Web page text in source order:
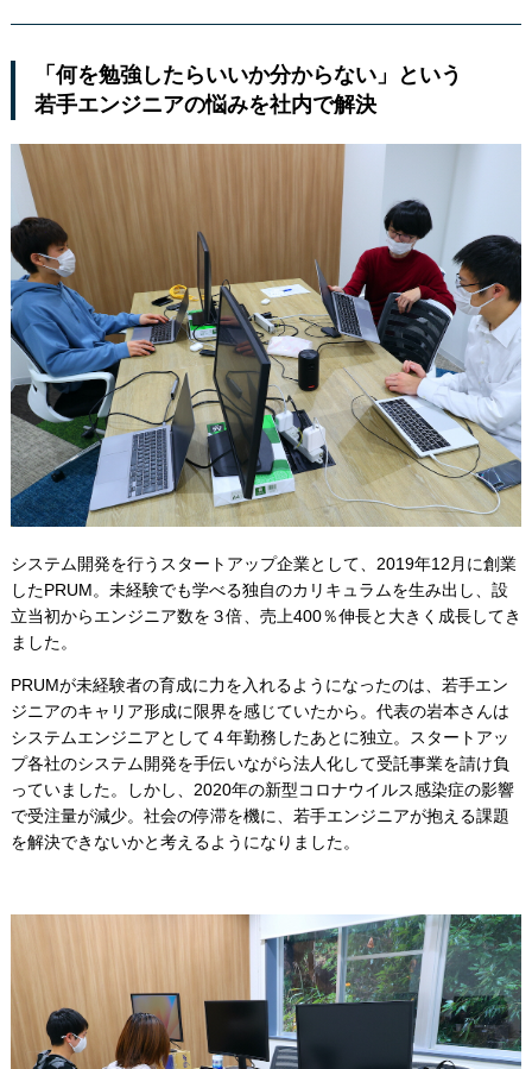
「何を勉強したらいいか分からない」という
若手エンジニアの悩みを社内で解決
システム開発を行うスタートアップ企業として、2019年12月に創業
したPRUM。未経験でも学べる独自のカリキュラムを生み出し、設
立当初からエンジニア数を３倍、売上400％伸長と大きく成長してき
ました。
PRUMが未経験者の育成に力を入れるようになったのは、若手エン
ジニアのキャリア形成に限界を感じていたから。代表の岩本さんは
システムエンジニアとして４年勤務したあとに独立。スタートアッ
プ各社のシステム開発を手伝いながら法人化して受託事業を請け負
っていました。しかし、2020年の新型コロナウイルス感染症の影響
で受注量が減少。社会の停滞を機に、若手エンジニアが抱える課題
を解決できないかと考えるようになりました。